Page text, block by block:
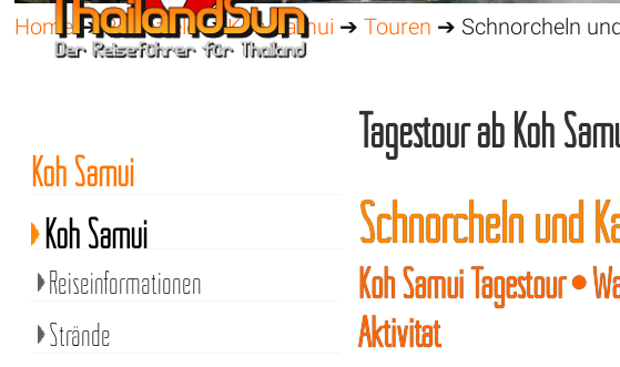
Home➔Reiseziele➔Koh Samui ➔Touren ➔ Schnorcheln
Tagestour ab Koh
Schnorcheln und
Koh Samui Tagestour •
Aktivität
Koh Samui
Koh Samui
Reiseinformationen
Strände